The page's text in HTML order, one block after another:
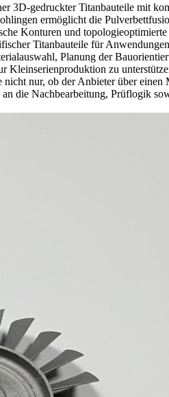
gedruckter Titanbauteile mit
ermöglicht die
Konturen und
Titanbauteile für
Planung der
Kleinserienproduktion zu
nur, ob der Anbieter über
die Nachbearbeitung, Prüflogik